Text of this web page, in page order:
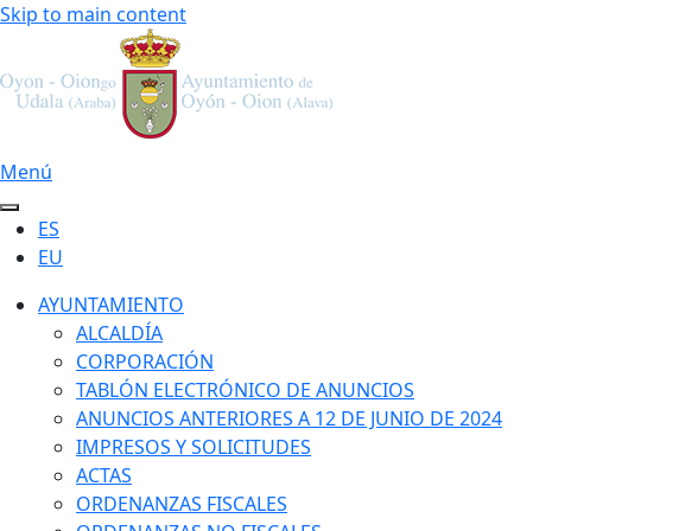
Skip to main content
Menú
ES
EU
AYUNTAMIENTO
ALCALDÍA
CORPORACIÓN
TABLÓN ELECTRÓNICO DE ANUNCIOS
ANUNCIOS ANTERIORES A 12 DE JUNIO DE 2024
IMPRESOS Y SOLICITUDES
ACTAS
ORDENANZAS FISCALES